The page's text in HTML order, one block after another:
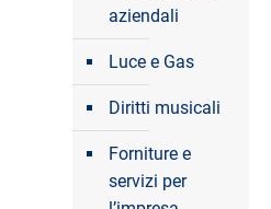
aziendali
Luce e Gas
Diritti musicali
Forniture e
servizi per